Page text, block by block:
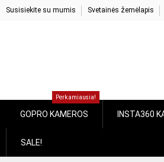
Susisiekite su mumis Svetainės žemėlapis
GOPRO KAMEROS
Perkamiausia!
INSTA360
SALE!